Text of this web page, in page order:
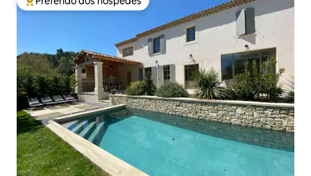
Entre os melhores preferidos dos hóspedes